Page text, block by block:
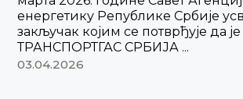
енергетику Републике Србије
закључак којим се потврђује да је
ТРАНСПОРТГАС СРБИЈА ...
03.04.2026